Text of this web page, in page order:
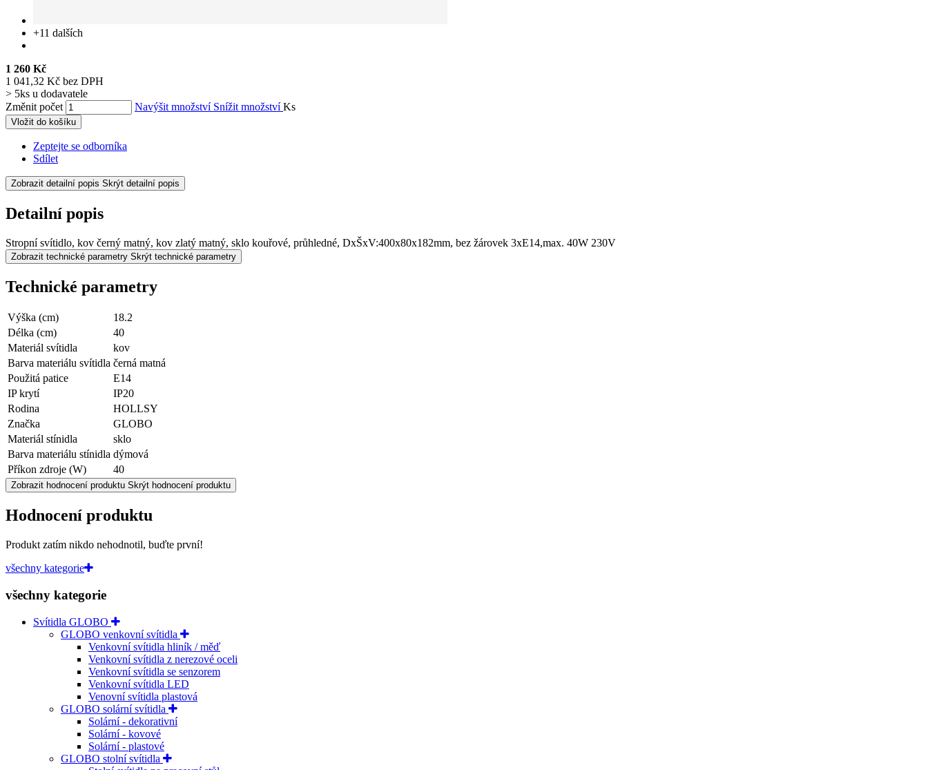
+11 dalších
1 260 Kč
1 041,32 Kč bez DPH
> 5ks u dodavatele
Změnit počet
Navýšit množství Snížit množstvíKs
Vložit do košíku
Zeptejte se odborníka
Sdílet
Zobrazit detailní popis Skrýt detailní popis
Detailní popis
Stropní svítidlo, kov černý matný, kov zlatý matný, sklo kouřové, průhledné, DxŠxV:400x80x182mm, bez žárovek 3xE14,max. 40W 230V
Zobrazit technické parametry Skrýt technické parametry
Technické parametry
Výška (cm)
18.2
Délka (cm)
40
Materiál svítidla
kov
Barva materiálu svítidla černá matná
Použitá patice
E14
IP krytí
IP20
Rodina
HOLLSY
Značka
GLOBO
Materiál stínidla
sklo
Barva materiálu stínidla dýmová
Příkon zdroje (W)
40
Zobrazit hodnocení produktu Skrýt hodnocení produktu
Hodnocení produktu
Produkt zatím nikdo nehodnotil, buďte první!
všechny kategorie
všechny kategorie
Svítidla GLOBO
GLOBO venkovní svítidla
Venkovní svítidla hliník / měď
Venkovní svítidla z nerezové oceli
Venkovní svítidla se senzorem
Venkovní svítidla LED
Venovní svítidla plastová
GLOBO solární svítidla
Solární - dekorativní
Solární - kovové
Solární - plastové
GLOBO stolní svítidla